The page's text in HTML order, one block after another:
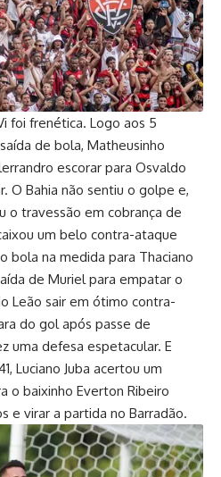
foi frenética. Logo aos 5
de bola, Matheusinho
escorar para Osvaldo
O Bahia não sentiu o golpe e,
o travessão em cobrança de
um belo contra-ataque
bola na medida para Thaciano
de Muriel para empatar o
Leão sair em ótimo contra-
do gol após passe de
uma defesa espetacular. E
Luciano Juba acertou um
o baixinho Everton Ribeiro
e virar a partida no Barradão.